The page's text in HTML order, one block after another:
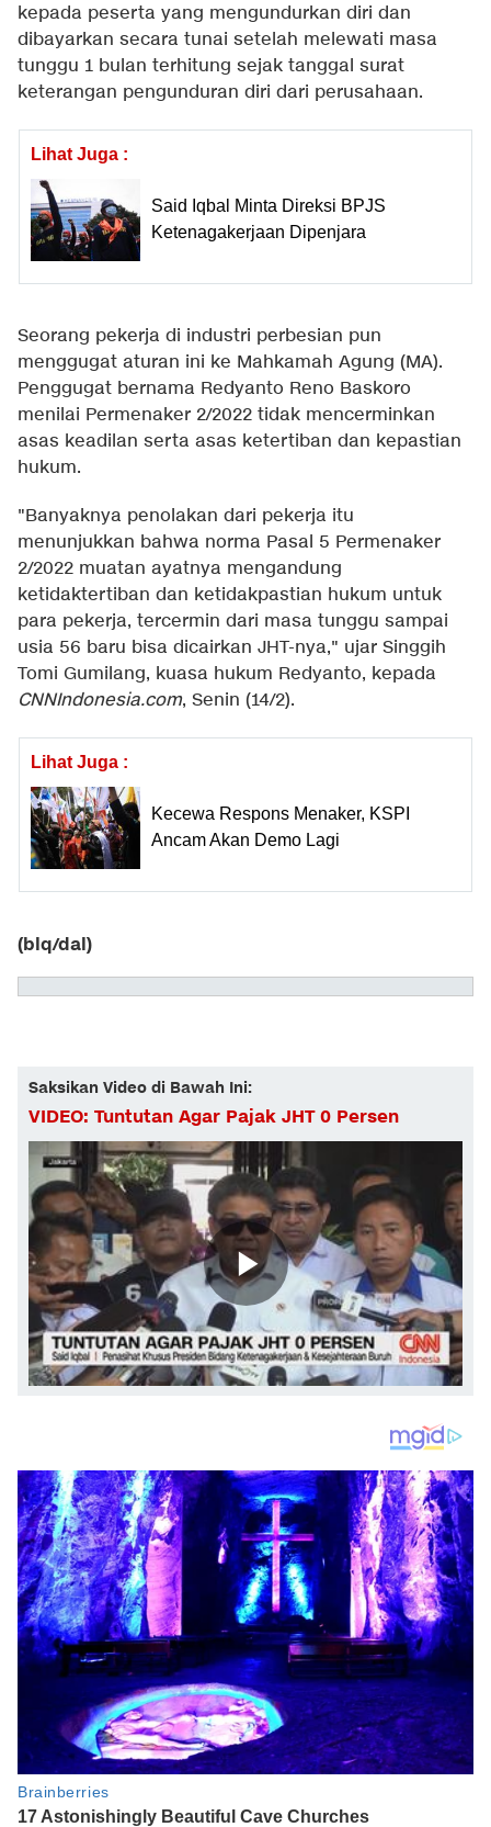
kepada peserta yang mengundurkan diri dan
dibayarkan secara tunai setelah melewati masa
tunggu 1 bulan terhitung sejak tanggal surat
keterangan pengunduran diri dari perusahaan.
Lihat Juga :
Said Iqbal Minta Direksi BPJS
Ketenagakerjaan Dipenjara
Seorang pekerja di industri perbesian pun
menggugat aturan ini ke Mahkamah Agung (MA).
Penggugat bernama Redyanto Reno Baskoro
menilai Permenaker 2/2022 tidak mencerminkan
asas keadilan serta asas ketertiban dan kepastian
hukum.
"Banyaknya penolakan dari pekerja itu
menunjukkan bahwa norma Pasal 5 Permenaker
2/2022 muatan ayatnya mengandung
ketidaktertiban dan ketidakpastian hukum untuk
para pekerja, tercermin dari masa tunggu sampai
usia 56 baru bisa dicairkan JHT-nya," ujar Singgih
Tomi Gumilang, kuasa hukum Redyanto, kepada
CNNIndonesia.com, Senin (14/2).
Lihat Juga :
Kecewa Respons Menaker, KSPI
Ancam Akan Demo Lagi
(blq/dal)
Saksikan Video di Bawah Ini:
VIDEO: Tuntutan Agar Pajak JHT 0 Persen